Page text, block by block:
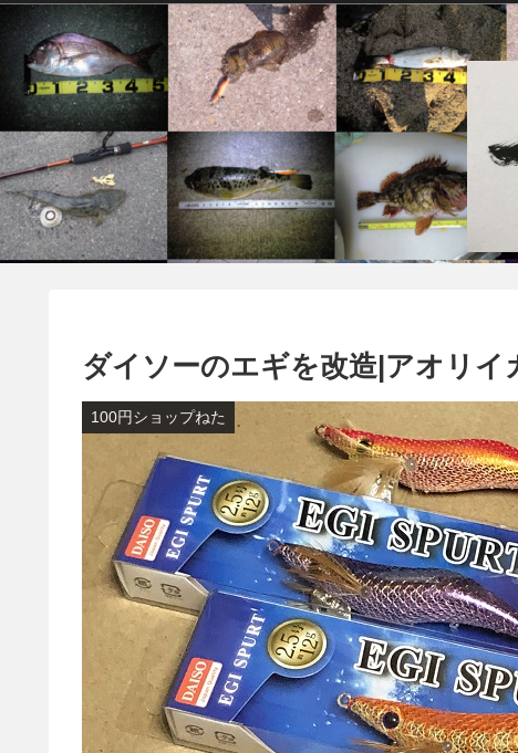
ダイソーのエギを改造|アオリ
100円ショップねた